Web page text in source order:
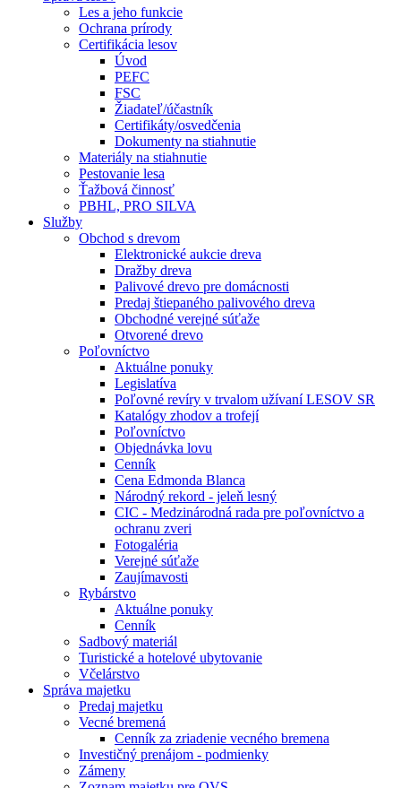
Les a jeho funkcie
Ochrana prírody
Certifikácia lesov
Úvod
PEFC
FSC
Žiadateľ/účastník
Certifikáty/osvedčenia
Dokumenty na stiahnutie
Materiály na stiahnutie
Pestovanie lesa
Ťažbová činnosť
PBHL, PRO SILVA
Služby
Obchod s drevom
Elektronické aukcie dreva
Dražby dreva
Palivové drevo pre domácnosti
Predaj štiepaného palivového dreva
Obchodné verejné súťaže
Otvorené drevo
Poľovníctvo
Aktuálne ponuky
Legislatíva
Poľovné revíry v trvalom užívaní LESOV SR
Katalógy zhodov a trofejí
Poľovníctvo
Objednávka lovu
Cenník
Cena Edmonda Blanca
Národný rekord - jeleň lesný
CIC - Medzinárodná rada pre poľovníctvo a
ochranu zveri
Fotogaléria
Verejné súťaže
Zaujímavosti
Rybárstvo
Aktuálne ponuky
Cenník
Sadbový materiál
Turistické a hotelové ubytovanie
Včelárstvo
Správa majetku
Predaj majetku
Vecné bremená
Cenník za zriadenie vecného bremena
Investičný prenájom - podmienky
Zámeny